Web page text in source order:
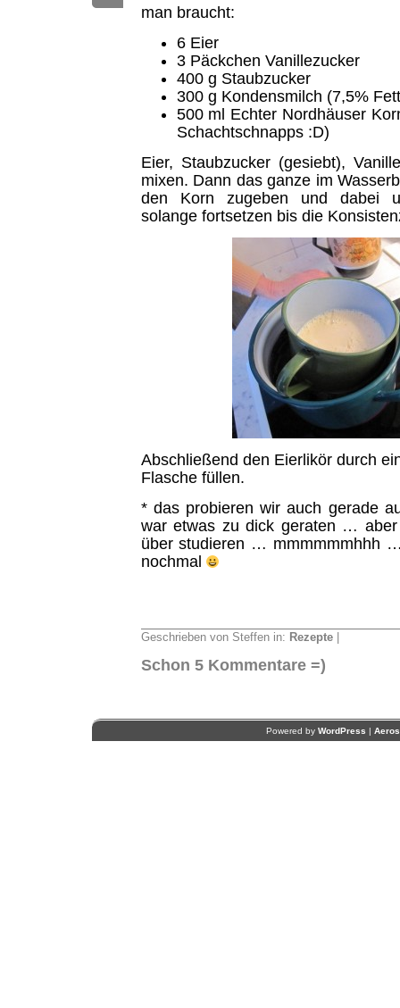
man braucht:
6 Eier
3 Päckchen Vanillezucker
400 g Staubzucker
300 g Kondensmilch (7,5%
500 ml Echter Nordhäuser
Schachtschnapps :D)
Eier, Staubzucker (gesiebt),
mixen. Dann das ganze im
den Korn zugeben und dabei
solange fortsetzen bis die
Abschließend den Eierlikör durch
Flasche füllen.
* das probieren wir auch gerade
war etwas zu dick geraten …
über studieren … mmmmmmhhh
nochmal
Geschrieben von Steffen in: Rezepte|
Schon 5 Kommentare =)
Powered by WordPress |